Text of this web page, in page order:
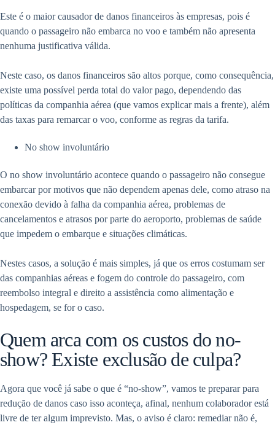
Este é o maior causador de danos financeiros às empresas, pois é
quando o passageiro não embarca no voo e também não apresenta
nenhuma justificativa válida.
Neste caso, os danos financeiros são altos porque, como consequência,
existe uma possível perda total do valor pago, dependendo das
políticas da companhia aérea (que vamos explicar mais a frente), além
das taxas para remarcar o voo, conforme as regras da tarifa.
No show involuntário
O no show involuntário acontece quando o passageiro não consegue
embarcar por motivos que não dependem apenas dele, como atraso na
conexão devido à falha da companhia aérea, problemas de
cancelamentos e atrasos por parte do aeroporto, problemas de saúde
que impedem o embarque e situações climáticas.
Nestes casos, a solução é mais simples, já que os erros costumam ser
das companhias aéreas e fogem do controle do passageiro, com
reembolso integral e direito a assistência como alimentação e
hospedagem, se for o caso.
Quem arca com os custos do no-
show? Existe exclusão de culpa?
Agora que você já sabe o que é “no-show”, vamos te preparar para
redução de danos caso isso aconteça, afinal, nenhum colaborador está
livre de ter algum imprevisto. Mas, o aviso é claro: remediar não é,